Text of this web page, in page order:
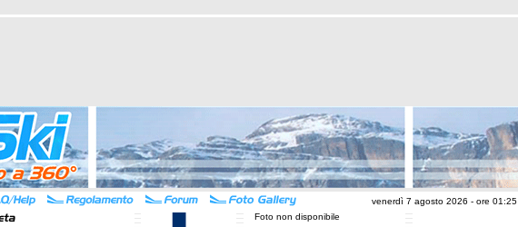
venerdì 7 agosto 2026 - ore 01:25
Foto non disponibile